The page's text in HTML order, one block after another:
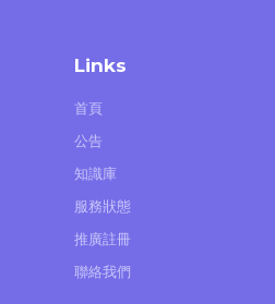
Links
首頁
公告
知識庫
服務狀態
推廣註冊
聯絡我們